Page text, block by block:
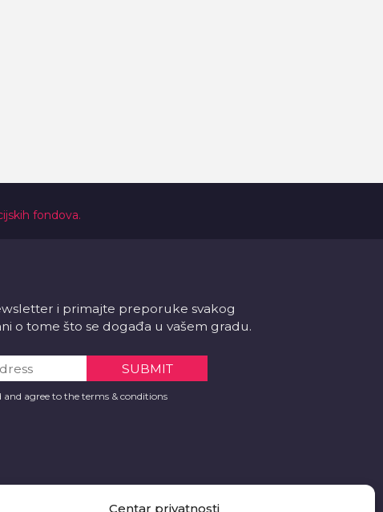
Centar privatnosti
fondova.
i primajte preporuke svakog
o tome što se događa u vašem gradu.
and agree to the terms & conditions